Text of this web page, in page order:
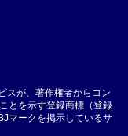
スが、著作権者からコン
とを示す登録商標（登録
マークを掲示しているサ